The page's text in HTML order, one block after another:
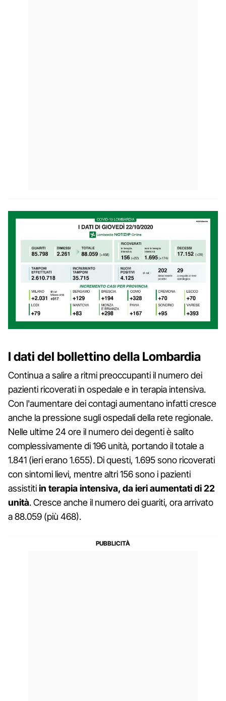
I dati del bollettino della Lombardia
Continua a salire a ritmi preoccupanti il numero dei
pazienti ricoverati in ospedale e in terapia intensiva.
Con l'aumentare dei contagi aumentano infatti cresce
anche la pressione sugli ospedali della rete regionale.
Nelle ultime 24 ore il numero dei degenti è salito
complessivamente di 196 unità, portando il totale a
1.841 (ieri erano 1.655). Di questi, 1.695 sono ricoverati
con sintomi lievi, mentre altri 156 sono i pazienti
assistitiin terapia intensiva, da ieri aumentati di 22
unità. Cresce anche il numero dei guariti, ora arrivato
a 88.059 (più 468).